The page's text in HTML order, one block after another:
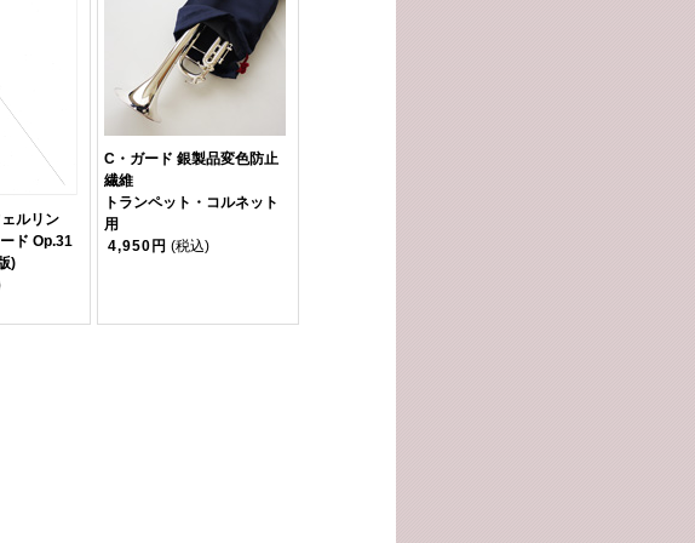
ルリン
ド Op.31
)
C・ガード 銀製品変色防止
繊維
トランペット・コルネット
用
4,950円 (税込)